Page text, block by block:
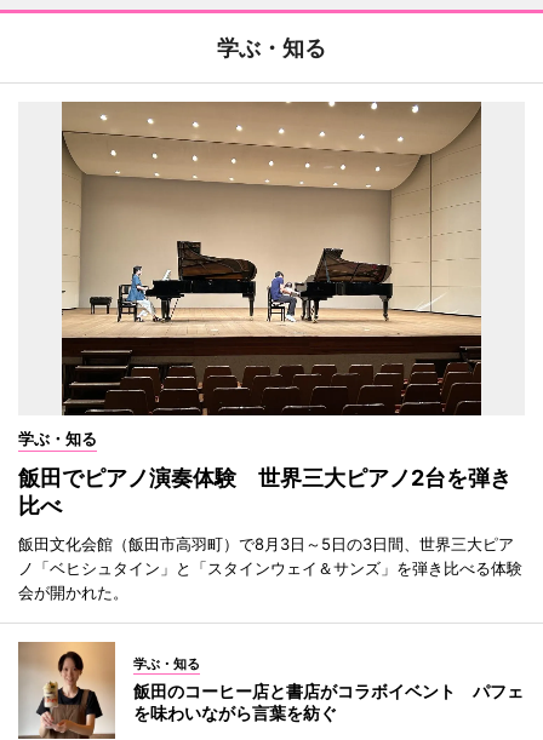
学ぶ・知る
学ぶ・知る
飯田でピアノ演奏体験 世界三大ピアノ2台を弾き
比べ
飯田文化会館（飯田市高羽町）で8月3日～5日の3日間、世界三大ピア
ノ「ベヒシュタイン」と「スタインウェイ＆サンズ」を弾き比べる体験
会が開かれた。
学ぶ・知る
飯田のコーヒー店と書店がコラボイベント パフェ
を味わいながら言葉を紡ぐ